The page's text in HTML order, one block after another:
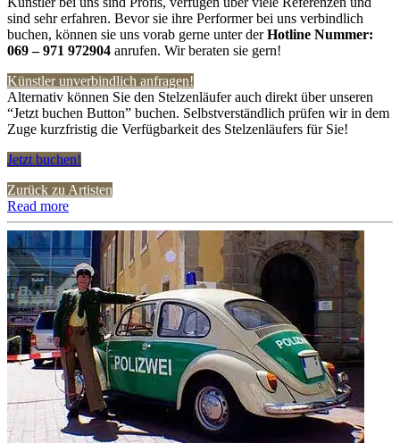
sind sehr erfahren. Bevor sie ihre Performer bei uns verbindlich
buchen, können sie uns vorab gerne unter derHotline Nummer:
069 – 971 972904 anrufen. Wir beraten sie gern!
Künstler unverbindlich anfragen!
Alternativ können Sie den Stelzenläufer auch direkt über unseren
“Jetzt buchen Button” buchen. Selbstverständlich prüfen wir in dem
Zuge kurzfristig die Verfügbarkeit des Stelzenläufers für Sie!
Jetzt buchen!
Zurück zu Artisten
Read more